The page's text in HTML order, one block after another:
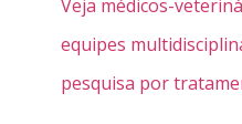
Veja médicos-
equipes
pesquisa por